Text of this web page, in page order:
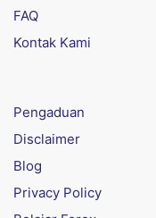
FAQ
Kontak Kami
Pengaduan
Disclaimer
Blog
Privacy Policy